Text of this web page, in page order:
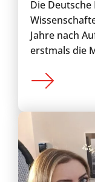
Die
Jahre nach
erstmals die